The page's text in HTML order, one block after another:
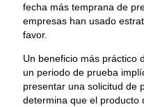
fecha más temprana de
empresas han usado
favor.
Un beneficio más práctico
un periodo de prueba
presentar una solicitud de
determina que el producto